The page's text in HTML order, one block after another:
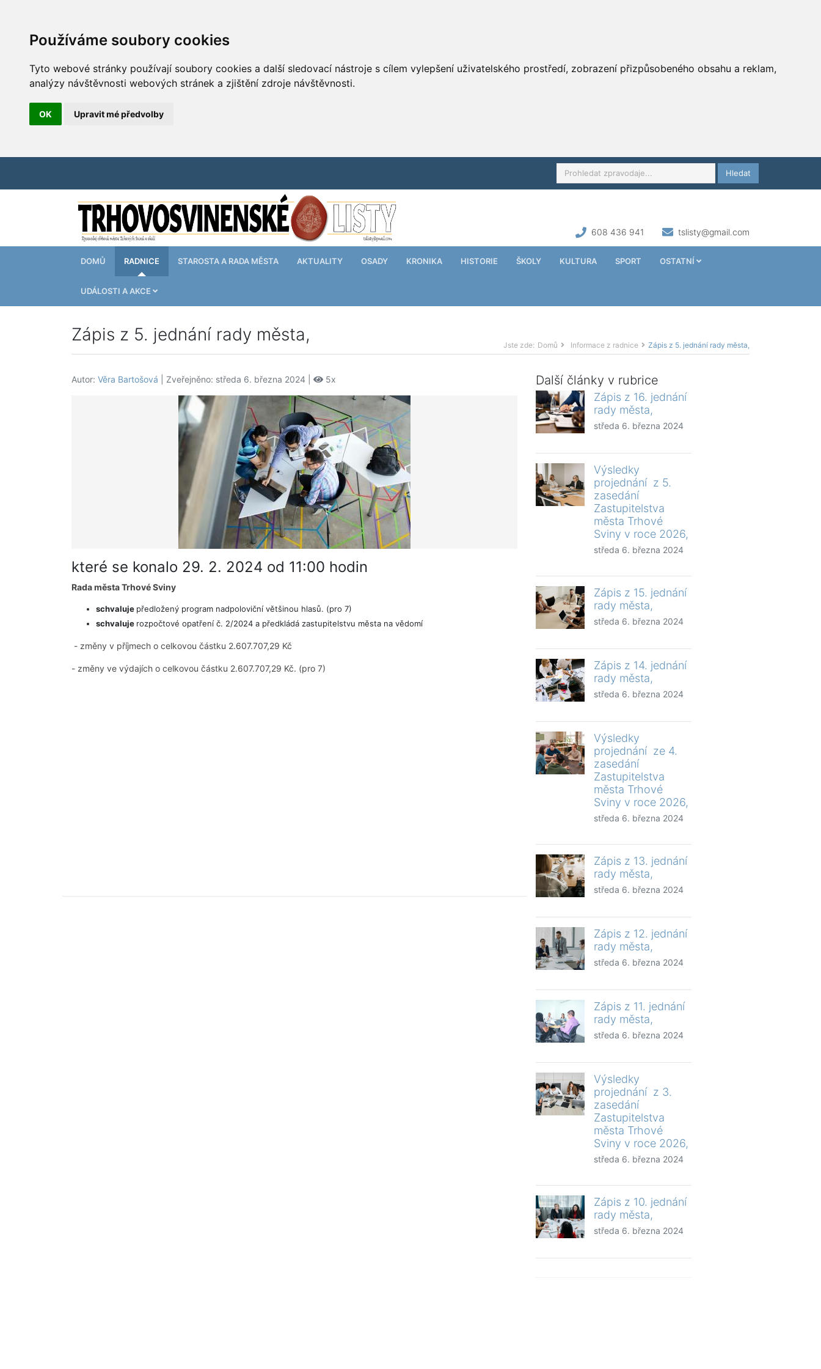
Používáme soubory cookies
Tyto webové stránky používají soubory cookies a další sledovací nástroje s cílem vylepšení uživatelského prostředí, zobrazení přizpůsobeného obsahu a reklam,
analýzy návštěvnosti webových stránek a zjištění zdroje návštěvnosti.
OK Upravit mé předvolby
Hledat
608 436 941 tslisty@gmail.com
DOMŮ RADNICE STAROSTA A RADA MĚSTA AKTUALITY OSADY KRONIKA HISTORIE ŠKOLY KULTURA SPORT OSTATNÍ
UDÁLOSTI A AKCE
Zápis z 5. jednání rady města,
Jste zde: Domů Informace z radnice Zápis z 5. jednání rady města,
Autor: Věra Bartošová | Zveřejněno: středa 6. března 2024 | 5x
které se konalo 29. 2. 2024 od 11:00 hodin
Rada města Trhové Sviny
schvaluje předložený program nadpoloviční většinou hlasů. (pro 7)
schvaluje rozpočtové opatření č. 2/2024 a předkládá zastupitelstvu města na vědomí
- změny v příjmech o celkovou částku 2.607.707,29 Kč
- změny ve výdajích o celkovou částku 2.607.707,29 Kč. (pro 7)
Další články v rubrice
Zápis z 16. jednání
rady města,
středa 6. března 2024
Výsledky
projednání z 5.
zasedání
Zastupitelstva
města Trhové
Sviny v roce 2026,
středa 6. března 2024
Zápis z 15. jednání
rady města,
středa 6. března 2024
Zápis z 14. jednání
rady města,
středa 6. března 2024
Výsledky
projednání ze 4.
zasedání
Zastupitelstva
města Trhové
Sviny v roce 2026,
středa 6. března 2024
Zápis z 13. jednání
rady města,
středa 6. března 2024
Zápis z 12. jednání
rady města,
středa 6. března 2024
Zápis z 11. jednání
rady města,
středa 6. března 2024
Výsledky
projednání z 3.
zasedání
Zastupitelstva
města Trhové
Sviny v roce 2026,
středa 6. března 2024
Zápis z 10. jednání
rady města,
středa 6. března 2024